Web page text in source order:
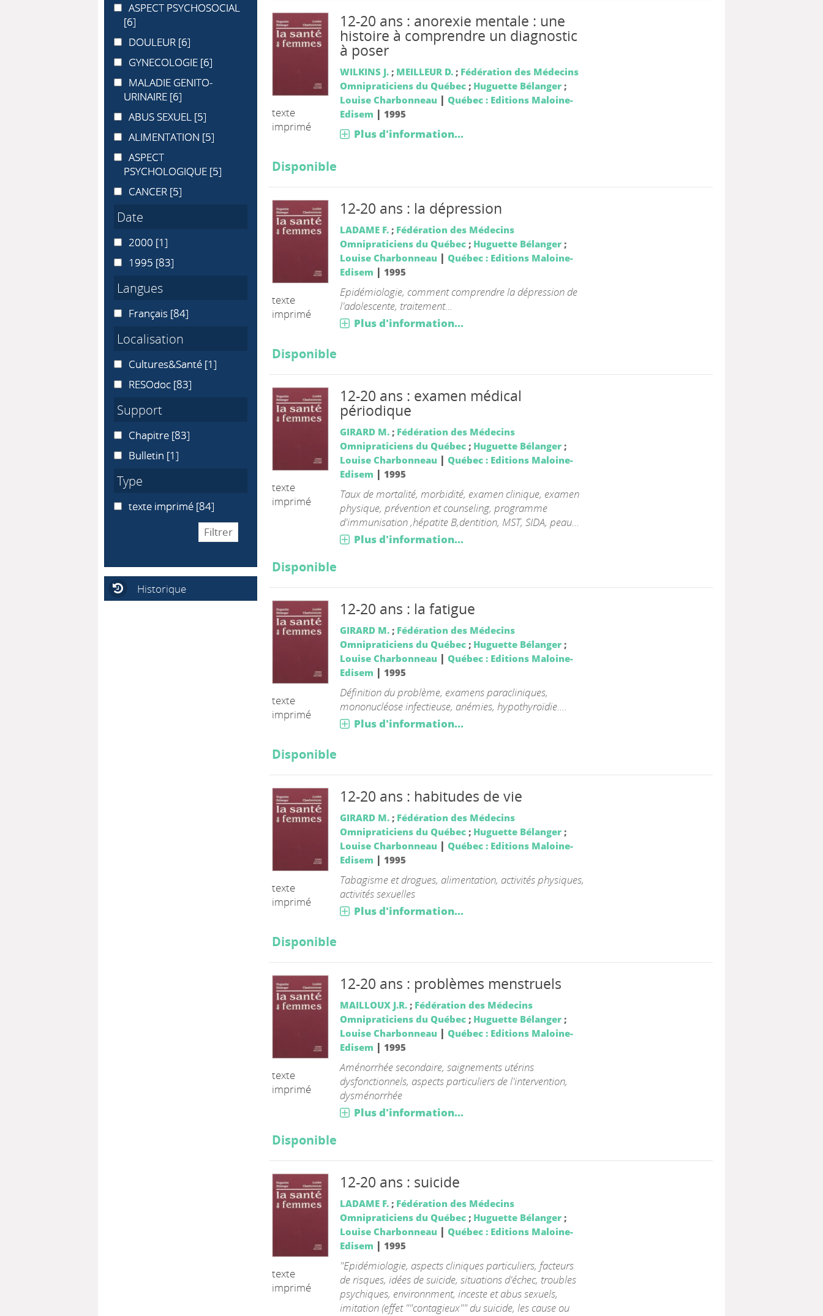
texte
imprimé
12-20 ans : anorexie mentale : une
histoire à comprendre un diagnostic
à poser
WILKINS J.; MEILLEUR D.; Fédération des Médecins
Omnipraticiens du Québec; Huguette Bélanger;
Louise Charbonneau | Québec : Editions Maloine-
Edisem | 1995
Plus d'information...
Disponible
texte
imprimé
12-20 ans : la dépression
LADAME F.; Fédération des Médecins
Omnipraticiens du Québec; Huguette Bélanger;
Louise Charbonneau | Québec : Editions Maloine-
Edisem | 1995
Epidémiologie, comment comprendre la dépression de
l'adolescente, traitement...
Plus d'information...
Disponible
texte
imprimé
12-20 ans : examen médical
périodique
GIRARD M.; Fédération des Médecins
Omnipraticiens du Québec; Huguette Bélanger;
Louise Charbonneau | Québec : Editions Maloine-
Edisem | 1995
Taux de mortalité, morbidité, examen clinique, examen
physique, prévention et counseling, programme
d'immunisation ,hépatite B,dentition, MST, SIDA, peau...
Plus d'information...
Disponible
texte
imprimé
12-20 ans : la fatigue
GIRARD M.; Fédération des Médecins
Omnipraticiens du Québec; Huguette Bélanger;
Louise Charbonneau | Québec : Editions Maloine-
Edisem | 1995
Définition du problème, examens paracliniques,
mononucléose infectieuse, anémies, hypothyroïdie....
Plus d'information...
Disponible
texte
imprimé
12-20 ans : habitudes de vie
GIRARD M.; Fédération des Médecins
Omnipraticiens du Québec; Huguette Bélanger;
Louise Charbonneau | Québec : Editions Maloine-
Edisem | 1995
Tabagisme et drogues, alimentation, activités physiques,
activités sexuelles
Plus d'information...
Disponible
texte
imprimé
12-20 ans : problèmes menstruels
MAILLOUX J.R.; Fédération des Médecins
Omnipraticiens du Québec; Huguette Bélanger;
Louise Charbonneau | Québec : Editions Maloine-
Edisem | 1995
Aménorrhée secondaire, saignements utérins
dysfonctionnels, aspects particuliers de l'intervention,
dysménorrhée
Plus d'information...
Disponible
texte
imprimé
12-20 ans : suicide
LADAME F.; Fédération des Médecins
Omnipraticiens du Québec; Huguette Bélanger;
Louise Charbonneau | Québec : Editions Maloine-
Edisem | 1995
"Epidémiologie, aspects cliniques particuliers, facteurs
de risques, idées de suicide, situations d'échec, troubles
psychiques, environnment, inceste et abus sexuels,
imitation (effet ""contagieux"" du suicide, les cause ou
ASPECT PSYCHOSOCIAL
ASPECT PSYCHOSOCIAL
[6]
DOULEUR
DOULEUR [6]
GYNECOLOGIE
GYNECOLOGIE [6]
MALADIE GENITO-URINAIRE
MALADIE GENITO-
URINAIRE [6]
ABUS SEXUEL
ABUS SEXUEL [5]
ALIMENTATION
ALIMENTATION [5]
ASPECT PSYCHOLOGIQUE
ASPECT
PSYCHOLOGIQUE [5]
CANCER
CANCER [5]
Date
20002000 [1]
19951995 [83]
Langues
Français
Français [84]
Localisation
Cultures&Santé
Cultures&Santé [1]
RESOdoc
RESOdoc [83]
Support
Chapitre
Chapitre [83]
Bulletin
Bulletin [1]
Type
texte imprimé
texte imprimé [84]
Historique